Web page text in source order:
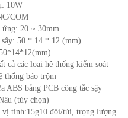
10W
COM
ứng: 20 ~ 30mm
50 * 14 * 12 (mm)
cả các loại hệ thống kiểm soát
thống báo trộm
ABS bảng PCB công tắc sậy
(tùy chọn)
tính:15g10 đôi/túi, trọng lượng